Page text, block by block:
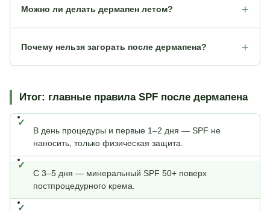
Можно ли делать дермапен летом?
Почему нельзя загорать после дермапена?
Итог: главные правила SPF после дермапена
В день процедуры и первые 1–2 дня — SPF не
наносить, только физическая защита.
С 3–5 дня — минеральный SPF 50+ поверх
постпроцедурного крема.